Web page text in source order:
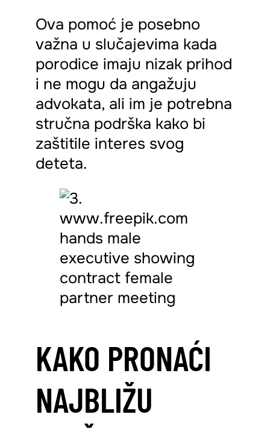
Ova pomoć je posebno
važna u slučajevima kada
porodice imaju nizak prihod
i ne mogu da angažuju
advokata, ali im je potrebna
stručna podrška kako bi
zaštitile interes svog
deteta.
KAKO PRONAĆI
NAJBLIŽU